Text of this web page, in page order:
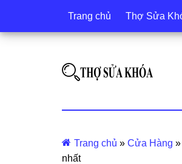
Trang chủ Thợ Sửa
Trang chủ » Cửa Hàng »
nhất